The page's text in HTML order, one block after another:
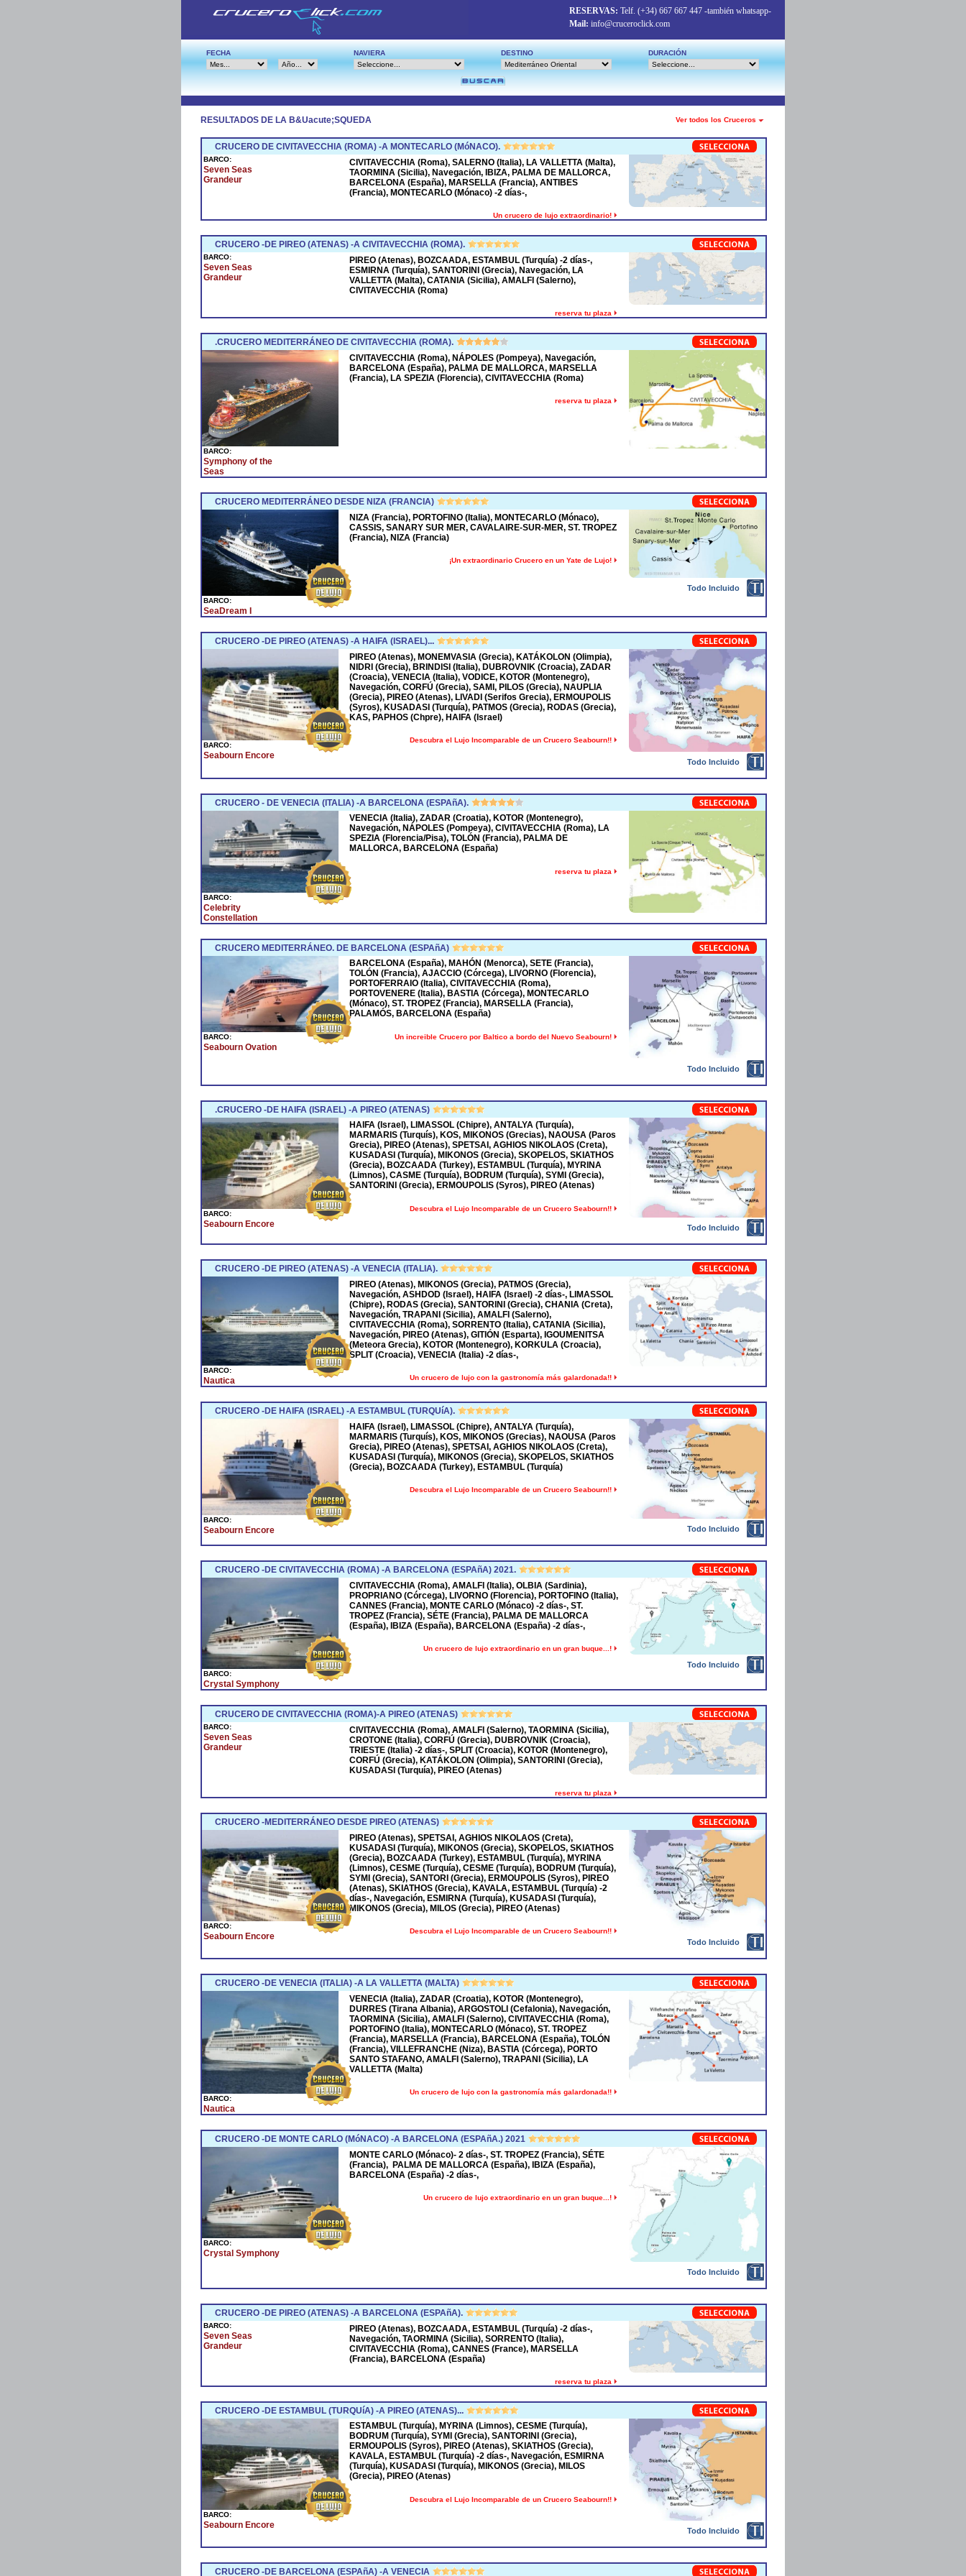
RESERVAS: Telf. (+34) 667 667 447 -también whatsapp-
Mail: info@cruceroclick.com
FECHA NAVIERA DESTINO DURACIÓN
RESULTADOS DE LA B&Uacute;SQUEDA Ver todos los Cruceros
CRUCERO DE CIVITAVECCHIA (ROMA) -A MONTECARLO (MóNACO).
BARCO:
Seven Seas
Grandeur
CIVITAVECCHIA (Roma), SALERNO (Italia), LA VALLETTA (Malta),
TAORMINA (Sicilia), Navegación, IBIZA, PALMA DE MALLORCA,
BARCELONA (España), MARSELLA (Francia), ANTIBES
(Francia), MONTECARLO (Mónaco) -2 días-,
Un crucero de lujo extraordinario!
CRUCERO -DE PIREO (ATENAS) -A CIVITAVECCHIA (ROMA).
BARCO:
Seven Seas
Grandeur
PIREO (Atenas), BOZCAADA, ESTAMBUL (Turquía) -2 días-,
ESMIRNA (Turquía), SANTORINI (Grecia), Navegación, LA
VALLETTA (Malta), CATANIA (Sicilia), AMALFI (Salerno),
CIVITAVECCHIA (Roma)
reserva tu plaza
.CRUCERO MEDITERRÁNEO DE CIVITAVECCHIA (ROMA).
BARCO:
Symphony of the
Seas
CIVITAVECCHIA (Roma), NÁPOLES (Pompeya), Navegación,
BARCELONA (España), PALMA DE MALLORCA, MARSELLA
(Francia), LA SPEZIA (Florencia), CIVITAVECCHIA (Roma)
reserva tu plaza
CRUCERO MEDITERRÁNEO DESDE NIZA (FRANCIA)
BARCO:
SeaDream I
NIZA (Francia), PORTOFINO (Italia), MONTECARLO (Mónaco),
CASSIS, SANARY SUR MER, CAVALAIRE-SUR-MER, ST. TROPEZ
(Francia), NIZA (Francia)
¡Un extraordinario Crucero en un Yate de Lujo!
Todo Incluido
CRUCERO -DE PIREO (ATENAS) -A HAIFA (ISRAEL)...
BARCO:
Seabourn Encore
PIREO (Atenas), MONEMVASIA (Grecia), KATÁKOLON (Olimpia),
NIDRI (Grecia), BRINDISI (Italia), DUBROVNIK (Croacia), ZADAR
(Croacia), VENECIA (Italia), VODICE, KOTOR (Montenegro),
Navegación, CORFÚ (Grecia), SAMI, PILOS (Grecia), NAUPLIA
(Grecia), PIREO (Atenas), LIVADI (Serifos Grecia), ERMOUPOLIS
(Syros), KUSADASI (Turquía), PATMOS (Grecia), RODAS (Grecia),
KAS, PAPHOS (Chpre), HAIFA (Israel)
Descubra el Lujo Incomparable de un Crucero Seabourn!!
Todo Incluido
CRUCERO - DE VENECIA (ITALIA) -A BARCELONA (ESPAñA).
BARCO:
Celebrity
Constellation
VENECIA (Italia), ZADAR (Croatia), KOTOR (Montenegro),
Navegación, NÁPOLES (Pompeya), CIVITAVECCHIA (Roma), LA
SPEZIA (Florencia/Pisa), TOLÓN (Francia), PALMA DE
MALLORCA, BARCELONA (España)
reserva tu plaza
CRUCERO MEDITERRÁNEO. DE BARCELONA (ESPAñA)
BARCO:
Seabourn Ovation
BARCELONA (España), MAHÓN (Menorca), SETE (Francia),
TOLÓN (Francia), AJACCIO (Córcega), LIVORNO (Florencia),
PORTOFERRAIO (Italia), CIVITAVECCHIA (Roma),
PORTOVENERE (Italia), BASTIA (Córcega), MONTECARLO
(Mónaco), ST. TROPEZ (Francia), MARSELLA (Francia),
PALAMÓS, BARCELONA (España)
Un increible Crucero por Baltico a bordo del Nuevo Seabourn!
Todo Incluido
.CRUCERO -DE HAIFA (ISRAEL) -A PIREO (ATENAS)
BARCO:
Seabourn Encore
HAIFA (Israel), LIMASSOL (Chipre), ANTALYA (Turquía),
MARMARIS (Turquís), KOS, MIKONOS (Grecias), NAOUSA (Paros
Grecia), PIREO (Atenas), SPETSAI, AGHIOS NIKOLAOS (Creta),
KUSADASI (Turquía), MIKONOS (Grecia), SKOPELOS, SKIATHOS
(Grecia), BOZCAADA (Turkey), ESTAMBUL (Turquía), MYRINA
(Limnos), CASME (Turquía), BODRUM (Turquía), SYMI (Grecia),
SANTORINI (Grecia), ERMOUPOLIS (Syros), PIREO (Atenas)
Descubra el Lujo Incomparable de un Crucero Seabourn!!
Todo Incluido
CRUCERO -DE PIREO (ATENAS) -A VENECIA (ITALIA).
BARCO:
Nautica
PIREO (Atenas), MIKONOS (Grecia), PATMOS (Grecia),
Navegación, ASHDOD (Israel), HAIFA (Israel) -2 días-, LIMASSOL
(Chipre), RODAS (Grecia), SANTORINI (Grecia), CHANIA (Creta),
Navegación, TRAPANI (Sicilia), AMALFI (Salerno),
CIVITAVECCHIA (Roma), SORRENTO (Italia), CATANIA (Sicilia),
Navegación, PIREO (Atenas), GITIÓN (Esparta), IGOUMENITSA
(Meteora Grecia), KOTOR (Montenegro), KORKULA (Croacia),
SPLIT (Croacia), VENECIA (Italia) -2 días-,
Un crucero de lujo con la gastronomía más galardonada!!
CRUCERO -DE HAIFA (ISRAEL) -A ESTAMBUL (TURQUíA).
BARCO:
Seabourn Encore
HAIFA (Israel), LIMASSOL (Chipre), ANTALYA (Turquía),
MARMARIS (Turquís), KOS, MIKONOS (Grecias), NAOUSA (Paros
Grecia), PIREO (Atenas), SPETSAI, AGHIOS NIKOLAOS (Creta),
KUSADASI (Turquía), MIKONOS (Grecia), SKOPELOS, SKIATHOS
(Grecia), BOZCAADA (Turkey), ESTAMBUL (Turquía)
Descubra el Lujo Incomparable de un Crucero Seabourn!!
Todo Incluido
CRUCERO -DE CIVITAVECCHIA (ROMA) -A BARCELONA (ESPAñA) 2021.
BARCO:
Crystal Symphony
CIVITAVECCHIA (Roma), AMALFI (Italia), OLBIA (Sardinia),
PROPRIANO (Córcega), LIVORNO (Florencia), PORTOFINO (Italia),
CANNES (Francia), MONTE CARLO (Mónaco) -2 días-, ST.
TROPEZ (Francia), SÉTE (Francia), PALMA DE MALLORCA
(España), IBIZA (España), BARCELONA (España) -2 días-,
Un crucero de lujo extraordinario en un gran buque...!
Todo Incluido
CRUCERO DE CIVITAVECCHIA (ROMA)-A PIREO (ATENAS)
BARCO:
Seven Seas
Grandeur
CIVITAVECCHIA (Roma), AMALFI (Salerno), TAORMINA (Sicilia),
CROTONE (Italia), CORFÚ (Grecia), DUBROVNIK (Croacia),
TRIESTE (Italia) -2 días-, SPLIT (Croacia), KOTOR (Montenegro),
CORFÚ (Grecia), KATÁKOLON (Olimpia), SANTORINI (Grecia),
KUSADASI (Turquía), PIREO (Atenas)
reserva tu plaza
CRUCERO -MEDITERRÁNEO DESDE PIREO (ATENAS)
BARCO:
Seabourn Encore
PIREO (Atenas), SPETSAI, AGHIOS NIKOLAOS (Creta),
KUSADASI (Turquía), MIKONOS (Grecia), SKOPELOS, SKIATHOS
(Grecia), BOZCAADA (Turkey), ESTAMBUL (Turquía), MYRINA
(Limnos), CESME (Turquía), CESME (Turquía), BODRUM (Turquía),
SYMI (Grecia), SANTORI (Grecia), ERMOUPOLIS (Syros), PIREO
(Atenas), SKIATHOS (Grecia), KAVALA, ESTAMBUL (Turquía) -2
días-, Navegación, ESMIRNA (Turquía), KUSADASI (Turquía),
MIKONOS (Grecia), MILOS (Grecia), PIREO (Atenas)
Descubra el Lujo Incomparable de un Crucero Seabourn!!
Todo Incluido
CRUCERO -DE VENECIA (ITALIA) -A LA VALLETTA (MALTA)
BARCO:
Nautica
VENECIA (Italia), ZADAR (Croatia), KOTOR (Montenegro),
DURRES (Tirana Albania), ARGOSTOLI (Cefalonia), Navegación,
TAORMINA (Sicilia), AMALFI (Salerno), CIVITAVECCHIA (Roma),
PORTOFINO (Italia), MONTECARLO (Mónaco), ST. TROPEZ
(Francia), MARSELLA (Francia), BARCELONA (España), TOLÓN
(Francia), VILLEFRANCHE (Niza), BASTIA (Córcega), PORTO
SANTO STAFANO, AMALFI (Salerno), TRAPANI (Sicilia), LA
VALLETTA (Malta)
Un crucero de lujo con la gastronomía más galardonada!!
CRUCERO -DE MONTE CARLO (MóNACO) -A BARCELONA (ESPAñA.) 2021
BARCO:
Crystal Symphony
MONTE CARLO (Mónaco)- 2 días-, ST. TROPEZ (Francia), SÉTE
(Francia), PALMA DE MALLORCA (España), IBIZA (España),
BARCELONA (España) -2 días-,
Un crucero de lujo extraordinario en un gran buque...!
Todo Incluido
CRUCERO -DE PIREO (ATENAS) -A BARCELONA (ESPAñA).
BARCO:
Seven Seas
Grandeur
PIREO (Atenas), BOZCAADA, ESTAMBUL (Turquía) -2 días-,
Navegación, TAORMINA (Sicilia), SORRENTO (Italia),
CIVITAVECCHIA (Roma), CANNES (France), MARSELLA
(Francia), BARCELONA (España)
reserva tu plaza
CRUCERO -DE ESTAMBUL (TURQUíA) -A PIREO (ATENAS)...
BARCO:
Seabourn Encore
ESTAMBUL (Turquía), MYRINA (Limnos), CESME (Turquía),
BODRUM (Turquía), SYMI (Grecia), SANTORINI (Grecia),
ERMOUPOLIS (Syros), PIREO (Atenas), SKIATHOS (Grecia),
KAVALA, ESTAMBUL (Turquía) -2 días-, Navegación, ESMIRNA
(Turquía), KUSADASI (Turquía), MIKONOS (Grecia), MILOS
(Grecia), PIREO (Atenas)
Descubra el Lujo Incomparable de un Crucero Seabourn!!
Todo Incluido
CRUCERO -DE BARCELONA (ESPAñA) -A VENECIA